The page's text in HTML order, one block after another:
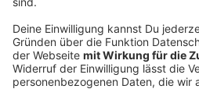
(dpa)
Anzeige